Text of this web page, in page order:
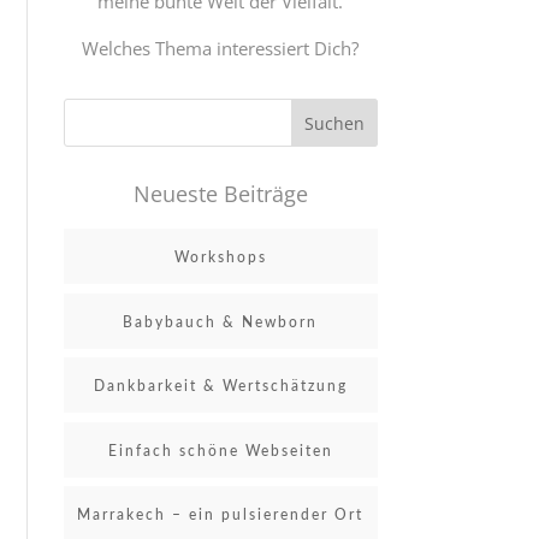
Welches Thema interessiert Dich?
Neueste Beiträge
Workshops
Babybauch & Newborn
Dankbarkeit & Wertschätzung
Einfach schöne Webseiten
Marrakech – ein pulsierender Ort